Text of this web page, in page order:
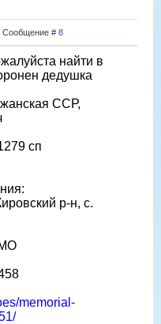
Сообщение # 8
найти в
дедушка
ССР,
сп
р-н, с.
memorial-